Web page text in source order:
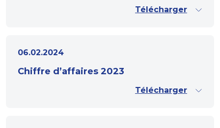
Télécharger
06.02.2024
Chiffre d’affaires 2023
Télécharger